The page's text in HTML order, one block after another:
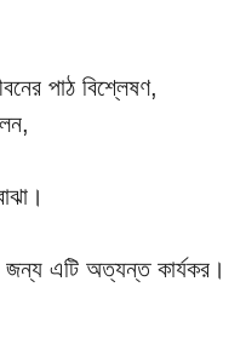
পাঠ বিশ্লেষণ,
জন্য এটি অত্যন্ত কার্যকর।